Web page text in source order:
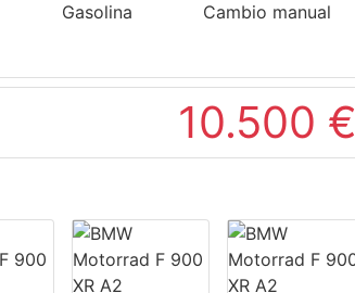
Gasolina Cambio manual
10.500 €